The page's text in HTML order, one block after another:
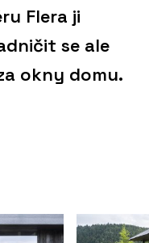
Flera ji
se ale
okny domu.